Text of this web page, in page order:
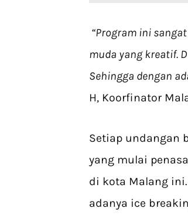
“Program ini
muda yang kreatif.
Sehingga dengan
H, Koorfinator
Setiap undangan
yang mulai
di kota Malang
adanya ice